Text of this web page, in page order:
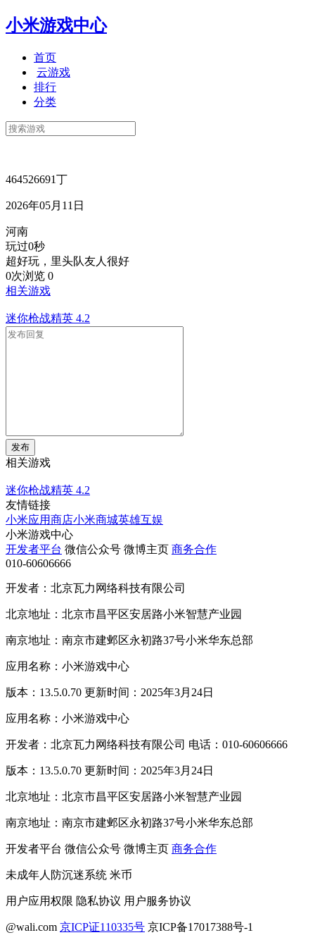
小米游戏中心
首页
云游戏
排行
分类
464526691丁
2026年05月11日
河南
玩过0秒
超好玩，里头队友人很好
0次浏览 0
相关游戏
迷你枪战精英 4.2
发布
相关游戏
迷你枪战精英 4.2
友情链接
小米应用商店小米商城英雄互娱
小米游戏中心
开发者平台 微信公众号 微博主页 商务合作
010-60606666
开发者：北京瓦力网络科技有限公司
北京地址：北京市昌平区安居路小米智慧产业园
南京地址：南京市建邺区永初路37号小米华东总部
应用名称：小米游戏中心
版本：13.5.0.70 更新时间：2025年3月24日
应用名称：小米游戏中心
开发者：北京瓦力网络科技有限公司 电话：010-60606666
版本：13.5.0.70 更新时间：2025年3月24日
北京地址：北京市昌平区安居路小米智慧产业园
南京地址：南京市建邺区永初路37号小米华东总部
开发者平台 微信公众号 微博主页 商务合作
未成年人防沉迷系统 米币
用户应用权限 隐私协议 用户服务协议
@wali.com 京ICP证110335号 京ICP备17017388号-1